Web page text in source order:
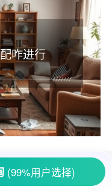
咋进行
没领证只是同居，
头疼的事儿。生
(99%用户选择)